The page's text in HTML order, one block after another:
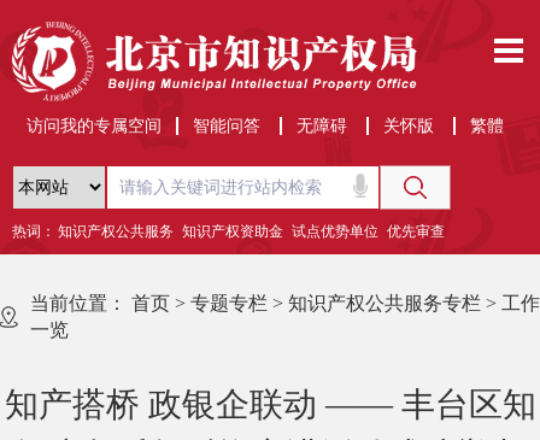
访问我的专属空间 智能问答 无障碍 关怀版 繁體
热词： 知识产权公共服务 知识产权资助金 试点优势单位 优先审查
当前位置： 首页 > 专题专栏 > 知识产权公共服务专栏 > 工作
一览
知产搭桥 政银企联动 —— 丰台区知